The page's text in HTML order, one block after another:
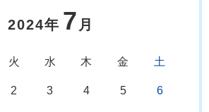
2024年 7 月
火 水 木 金 土
2 3 4 5 6